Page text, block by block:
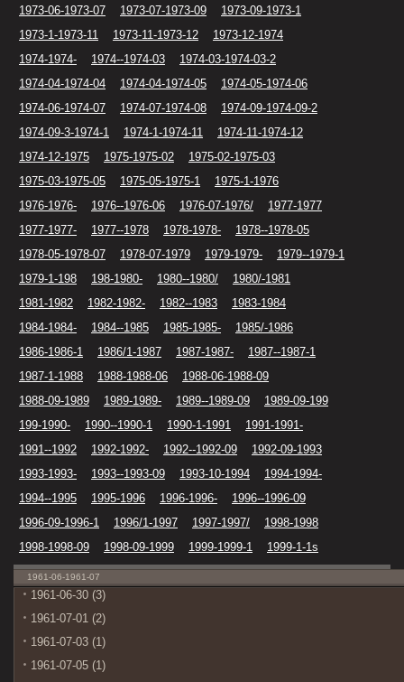
1973-06-1973-07
1973-07-1973-09
1973-09-1973-1
1973-1-1973-11
1973-11-1973-12
1973-12-1974
1974-1974-
1974--1974-03
1974-03-1974-03-2
1974-04-1974-04
1974-04-1974-05
1974-05-1974-06
1974-06-1974-07
1974-07-1974-08
1974-09-1974-09-2
1974-09-3-1974-1
1974-1-1974-11
1974-11-1974-12
1974-12-1975
1975-1975-02
1975-02-1975-03
1975-03-1975-05
1975-05-1975-1
1975-1-1976
1976-1976-
1976--1976-06 1976-07-1976/
1977-1977
1977-1977-
1977--1978 1978-1978-
1978--1978-05
1978-05-1978-07
1978-07-1979 1979-1979-
1979--1979-1
1979-1-198
198-1980- 1980--1980/
1980/-1981
1981-1982
1982-1982- 1982--1983
1983-1984
1984-1984-
1984--1985 1985-1985-
1985/-1986
1986-1986-1
1986/1-1987 1987-1987-
1987--1987-1
1987-1-1988
1988-1988-06
1988-06-1988-09
1988-09-1989
1989-1989- 1989--1989-09
1989-09-199
199-1990-
1990--1990-1 1990-1-1991
1991-1991-
1991--1992
1992-1992- 1992--1992-09
1992-09-1993
1993-1993-
1993--1993-09 1993-10-1994
1994-1994-
1994--1995
1995-1996 1996-1996-
1996--1996-09
1996-09-1996-1
1996/1-1997 1997-1997/
1998-1998
1998-1998-09
1998-09-1999 1999-1999-1 1999-1-1s
1961-06-1961-07
1961-06-30 (3)
1961-07-01 (2)
1961-07-03 (1)
1961-07-05 (1)